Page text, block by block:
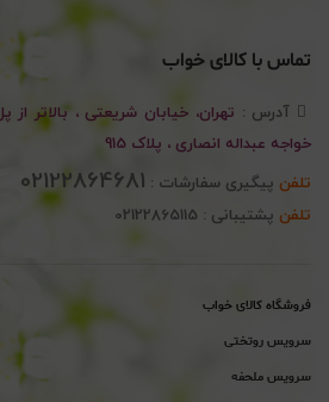
تماس با کالای خواب
آدرس : تهران، خیابان شریعتی ، بالاتر
خواجه عبداله انصاری ، پلاک 915
تلفن پیگیری سفارشات : 02122864681
تلفن پشتیبانی : 02122865115
فروشگاه کالای خواب
سرویس روتختی
سرویس ملحفه